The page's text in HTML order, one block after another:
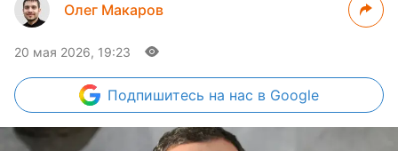
Олег Макаров
20 мая 2026, 19:23
Подпишитесь на нас в Google